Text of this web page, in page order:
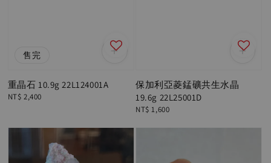
售完
重晶石 10.9g 22L124001A
Regular
NT$ 2,400
保加利亞菱錳礦共生水晶
19.6g 22L25001D
Regular
NT$ 1,600